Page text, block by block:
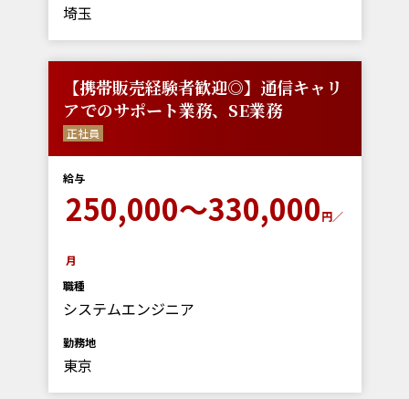
埼玉
【携帯販売経験者歓迎◎】通信キャリ
アでのサポート業務、SE業務
正社員
給与
250,000～330,000円／
月
職種
システムエンジニア
勤務地
東京